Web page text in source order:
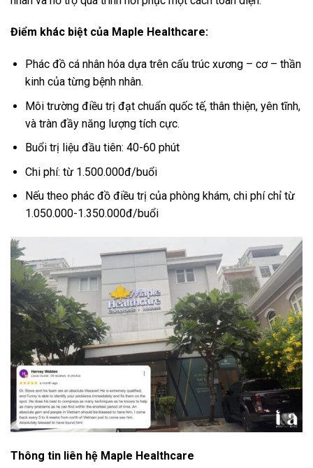
Điểm khác biệt của Maple Healthcare:
Phác đồ cá nhân hóa dựa trên cấu trúc xương – cơ – thần
kinh của từng bệnh nhân.
Môi trường điều trị đạt chuẩn quốc tế, thân thiện, yên tĩnh,
và tràn đầy năng lượng tích cực.
Buổi trị liệu đầu tiên: 40-60 phút
Chi phí: từ 1.500.000đ/buổi
Nếu theo phác đồ điều trị của phòng khám, chi phí chỉ từ
1.050.000-1.350.000đ/buổi
Thông tin liên hệ Maple Healthcare